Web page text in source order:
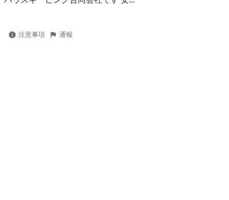
注意事項 通報